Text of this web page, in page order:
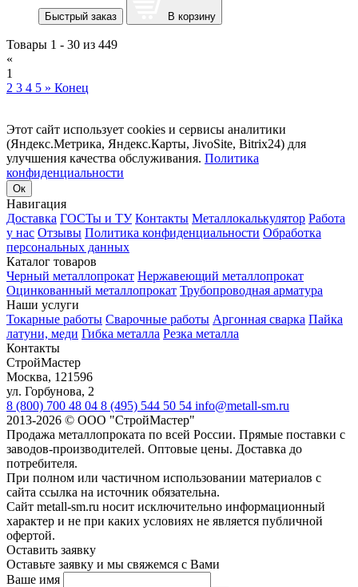
Быстрый заказ В корзину
Товары 1 - 30 из 449
«
1
2 3 4 5 » Конец
Этот сайт использует cookies и сервисы аналитики
(Яндекс.Метрика, Яндекс.Карты, JivoSite, Bitrix24) для
улучшения качества обслуживания. Политика
конфиденциальности
Ок
Навигация
Доставка ГОСТы и ТУ Контакты Металлокалькулятор Работа
у нас Отзывы Политика конфиденциальности Обработка
персональных данных
Каталог товаров
Черный металлопрокат Нержавеющий металлопрокат
Оцинкованный металлопрокат Трубопроводная арматура
Наши услуги
Токарные работы Сварочные работы Аргонная сварка Пайка
латуни, меди Гибка металла Резка металла
Контакты
СтройМастер
Москва, 121596
ул. Горбунова, 2
8 (800) 700 48 04 8 (495) 544 50 54 info@metall-sm.ru
2013-2026 © ООО "СтройМастер"
Продажа металлопроката по всей России. Прямые поставки с
заводов-производителей. Оптовые цены. Доставка до
потребителя.
При полном или частичном использовании материалов с
сайта ссылка на источник обязательна.
Сайт metall-sm.ru носит исключительно информационный
характер и не при каких условиях не является публичной
офертой.
Оставить заявку
Оставьте заявку и мы свяжемся с Вами
Ваше имя